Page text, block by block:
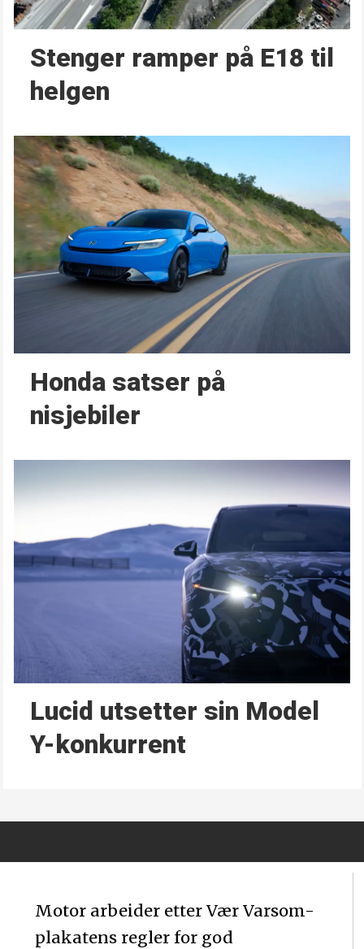
Stenger ramper på E18 til
helgen
Honda satser på
nisjebiler
Lucid utsetter sin Model
Y-konkurrent
Motor arbeider etter Vær Varsom-
plakatens regler for god